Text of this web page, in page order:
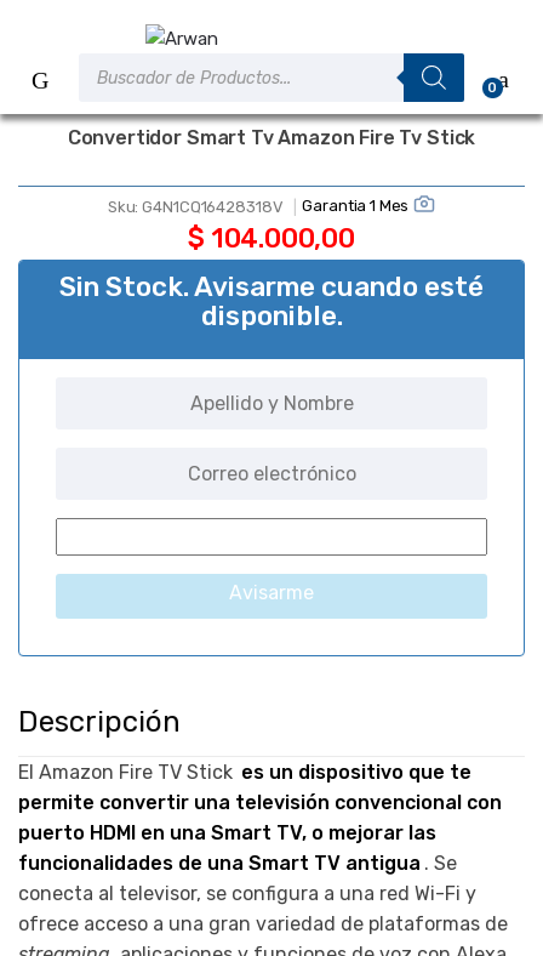
contenido
0
Convertidor Smart Tv Amazon Fire Tv Stick
Sku:G4N1CQ16428318V Garantia 1 Mes
$ 104.000,00
Sin Stock. Avisarme cuando esté
disponible.
Avisarme
Descripción
El Amazon Fire TV Stick es un dispositivo que te
permite convertir una televisión convencional con
puerto HDMI en una Smart TV, o mejorar las
funcionalidades de una Smart TV antigua . Se
conecta al televisor, se configura a una red Wi-Fi y
ofrece acceso a una gran variedad de plataformas de